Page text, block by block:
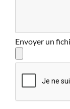
Envoyer un